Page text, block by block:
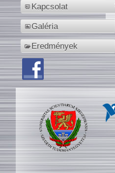
Kapcsolat
Galéria
Eredmények